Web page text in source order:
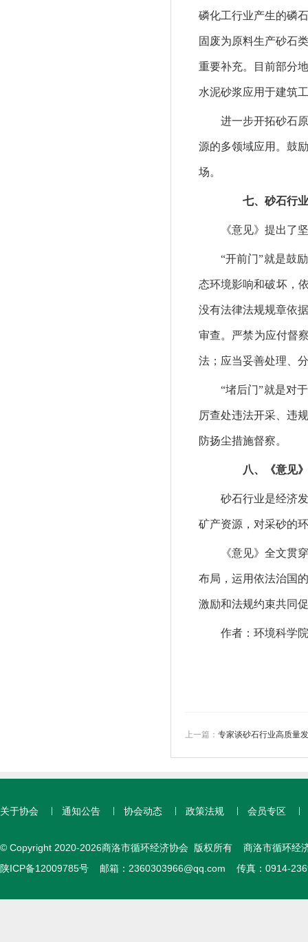
磷化工行业产生的磷
固废为原料生产砂石
重要补充。目前部分
水泥砂浆应用于建筑
进一步开拓砂石原
源的多领域应用。鼓
场。
七、砂石行业
《意见》提出了坚
“开前门”就是鼓励
态环境影响和破坏，
没有法律法规规章依
审查。严禁为应付督
法；应当妥善处理、
“堵后门”就是对于
厉查处违法开采、违
防扬尘措施督察。
八、《意见》
砂石行业是经济发
矿产资源，对采砂的
《意见》全文贯穿
布局，运用依法治国
激励和法规约束共同
作者：环境科学
上一篇： 专家谈砂石行业高质量发展
关于协会 通知公告 协会动态 政策法规 会员专区
© Copyright 2020-2026商洛市循环经济协会 版权所有 商洛市循环经
陕ICP备12009785号 邮箱： 2360303966@qq.com 传真：0914-